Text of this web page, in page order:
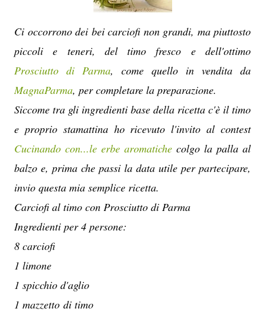
Ci occorrono dei bei carciofi non grandi, ma piuttosto
piccoli e teneri, del timo fresco e dell'ottimo
Prosciutto di Parma, come quello in vendita da
MagnaParma, per completare la preparazione.
Siccome tra gli ingredienti base della ricetta c'è il timo
e proprio stamattina ho ricevuto l'invito al contest
Cucinando con...le erbe aromatiche colgo la palla al
balzo e, prima che passi la data utile per partecipare,
invio questa mia semplice ricetta.
Carciofi al timo con Prosciutto di Parma
Ingredienti per 4 persone:
8 carciofi
1 limone
1 spicchio d'aglio
1 mazzetto di timo